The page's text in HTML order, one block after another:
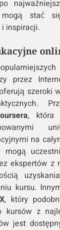
stać
inspiracji.
przez
szeroki
, która
na
mogą
ekspertów z
kursu.
, który
kursów z
jest